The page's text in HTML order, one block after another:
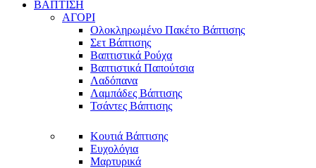
ΒΑΠΤΙΣΗ
ΑΓΟΡΙ
Ολοκληρωμένο Πακέτο Βάπτισης
Σετ Βάπτισης
Βαπτιστικά Ρούχα
Βαπτιστικά Παπούτσια
Λαδόπανα
Λαμπάδες Βάπτισης
Τσάντες Βάπτισης
Κουτιά Βάπτισης
Ευχολόγια
Μαρτυρικά